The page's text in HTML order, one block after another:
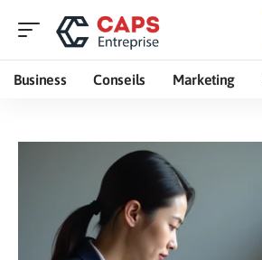
Business Conseils Marketing